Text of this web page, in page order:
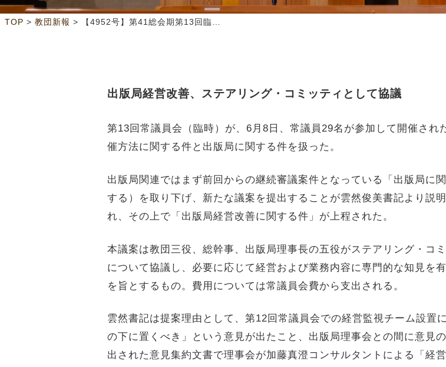
TOP > 教団新報 > 【4952号】第41総会期第13回臨時常議員会
出版局経営改善、ステアリング・コミッティとして協議
第13回常議員会（臨時）が、6月8日、常議員29名が参加して開催さ
催方法に関する件と出版局に関する件を扱った。
出版局関連ではまず前回からの継続審議案件となっている「出版局に
する）を取り下げ、新たな議案を提出することが雲然俊美書記より説
れ、その上で「出版局経営改善に関する件」が上程された。
本議案は教団三役、総幹事、出版局理事長の五役がステアリング・コ
について協議し、必要に応じて経営および業務内容に専門的な知見を
を旨とするもの。費用については常議員会費から支出される。
雲然書記は提案理由として、第12回常議員会での経営監視チーム設置
の下に置くべき」という意見が出たこと、出版局理事会との間に意見
出された意見集約文書で理事会が加藤真澄コンサルタントによる「経